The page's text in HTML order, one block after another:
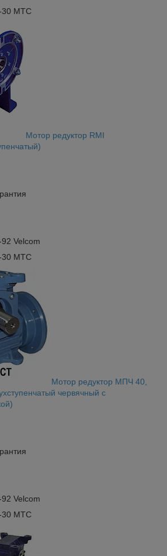
30 МТС
Мотор редуктор RMI
Velcom
30 МТС
Мотор редуктор МПЧ 40,
червячный с
Velcom
30 МТС